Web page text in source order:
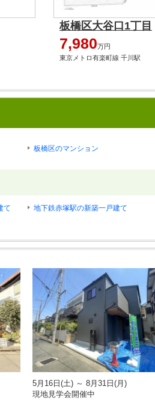
板橋区大谷口1丁目
7,980万円
東京メトロ有楽町線 千川駅
板橋区のマンション
て 地下鉄赤塚駅の新築一戸建て
5月16日(土) ～ 8月31日(月)
現地見学会開催中